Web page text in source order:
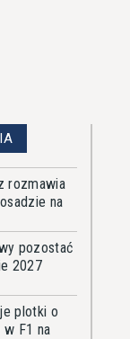
rozmawia
na
pozostać
2027
plotki o
F1 na